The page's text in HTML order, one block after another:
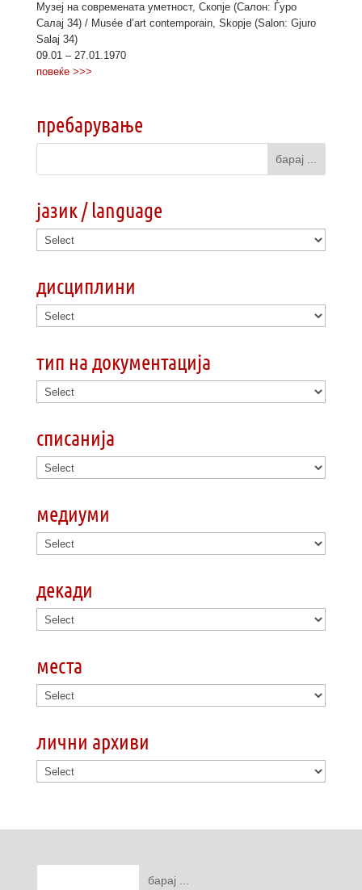
Музеј на современата уметност, Скопје (Салон: Ѓуро
Салај 34) / Musée d’art contemporain, Skopje (Salon: Gjuro
Salaj 34)
09.01 – 27.01.1970
повеќе >>>
пребарување
јазик / language
дисциплини
тип на документација
списанија
медиуми
декади
места
лични архиви